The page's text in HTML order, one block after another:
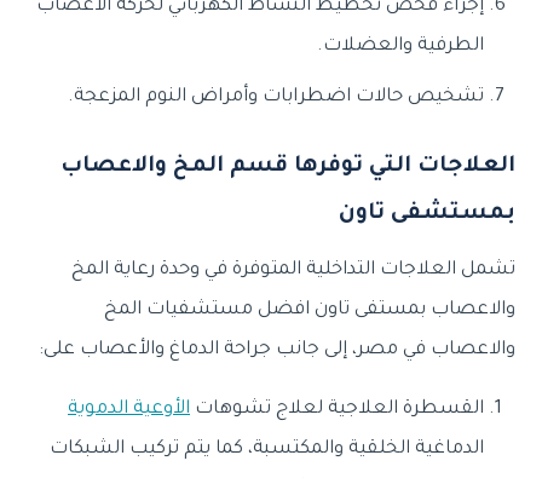
إجراء فحص تخطيط النشاط الكهربائي لحركة الأعصاب
الطرفية والعضلات.
تشخيص حالات اضطرابات وأمراض النوم المزعجة.
العلاجات التي توفرها قسم المخ والاعصاب
بمستشفى تاون
تشمل العلاجات التداخلية المتوفرة في وحدة رعاية المخ
والاعصاب بمستفى تاون افضل مستشفيات المخ
والاعصاب في مصر، إلى جانب جراحة الدماغ والأعصاب على:
القسطرة العلاجية لعلاج تشوهات الأوعية الدموية
الدماغية الخلقية والمكتسبة، كما يتم تركيب الشبكات